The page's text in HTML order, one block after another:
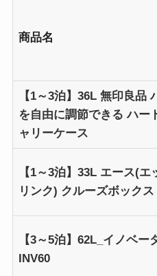
商品名
【1～3泊】36L 無印良品
を自由に調節できる ハー
ャリーケース
【1～3泊】33L エース(エ
リンク) クルーズボックス
【3～5泊】62L_イノベー
INV60